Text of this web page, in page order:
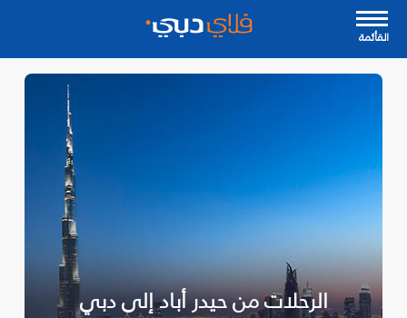
القأئمة
الرحلات من حيدر أباد إلى دبي